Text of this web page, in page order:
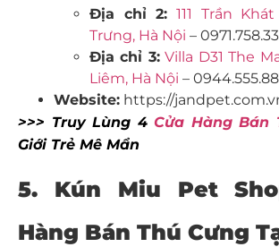
Địa chỉ 2: 111 Trần
Trưng, Hà Nội –
Địa chỉ 3:Villa D31 The
Liêm, Hà Nội –
Website: https://
>>> Truy Lùng 4 Cửa Hàng Bán
Giới Trẻ Mê Mẩn
5. Kún Miu Pet
Hàng Bán Thú Cưng